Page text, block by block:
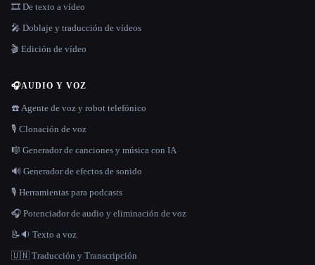
🎞️ De texto a vídeo
🎤 Doblaje y traducción de vídeos
🎬 Edición de vídeo
🎧AUDIO Y VOZ
☎️ Agente de voz y robot telefónico
🎙️ Clonación de voz
🎼 Generador de canciones y música con IA
🔊 Generador de efectos de sonido
🎙️ Herramientas para podcasts
🎧 Potenciador de audio y eliminación de voz
📝🔉 Texto a voz
🇺🇳 Traducción y Transcripción